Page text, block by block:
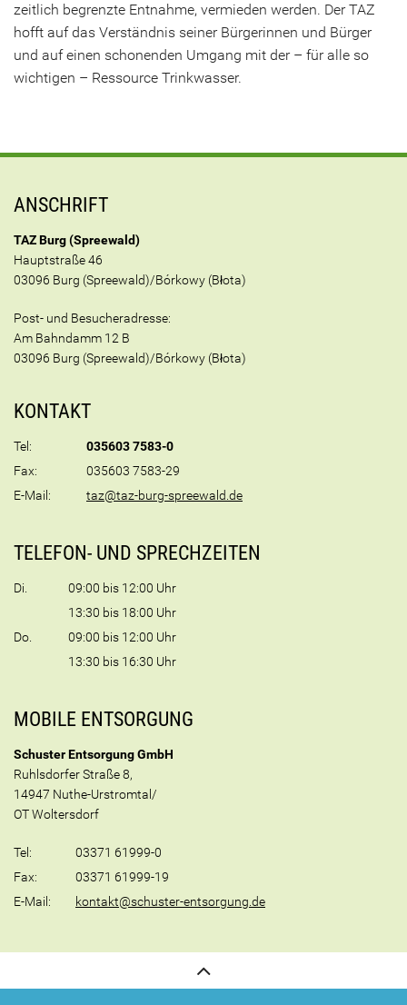
zeitlich begrenzte Entnahme, vermieden werden. Der TAZ
hofft auf das Verständnis seiner Bürgerinnen und Bürger
und auf einen schonenden Umgang mit der – für alle so
wichtigen – Ressource Trinkwasser.
ANSCHRIFT
TAZ Burg (Spreewald)
Hauptstraße 46
03096 Burg (Spreewald)/Bórkowy (Błota)
Post- und Besucheradresse:
Am Bahndamm 12 B
03096 Burg (Spreewald)/Bórkowy (Błota)
KONTAKT
Tel:
035603 7583-0
Fax:
035603 7583-29
E-Mail:
taz@taz-burg-spreewald.de
TELEFON- UND SPRECHZEITEN
Di.
09:00 bis 12:00 Uhr
13:30 bis 18:00 Uhr
Do.
09:00 bis 12:00 Uhr
13:30 bis 16:30 Uhr
MOBILE ENTSORGUNG
Schuster Entsorgung GmbH
Ruhlsdorfer Straße 8,
14947 Nuthe-Urstromtal/
OT Woltersdorf
Tel:
03371 61999-0
Fax:
03371 61999-19
E-Mail:
kontakt@schuster-entsorgung.de